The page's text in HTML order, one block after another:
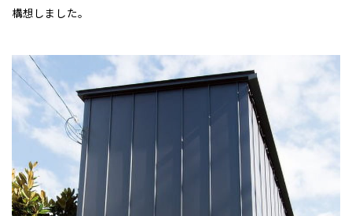
IR情報
木材調達指針
グループ会社紹介
CMギャラリー
構想しました。
全国の展示場
お近くのイベント